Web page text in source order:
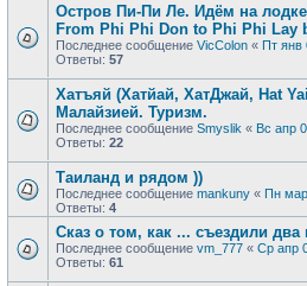
Остров Пи-Пи Ле. Идём на
From Phi Phi Don to Phi Phi Lay
Последнее сообщение VicColon « Пт янв
Ответы: 57
Хатъяй (Хатйай, ХатДжай, Hat
Малайзией. Туризм.
Последнее сообщение Smyslik « Вс апр
Ответы: 22
Таиланд и рядом ))
Последнее сообщение mankuny « Пн
Ответы: 4
Сказ о том, как ... съездили
Последнее сообщение vm_777 « Ср апр
Ответы: 61